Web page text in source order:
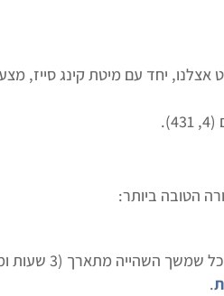
אצלנו, יחד עם מיטת קינג סייז,
הטובה ביותר:
השהייה מתארך (3 שעות ומעלה).
.